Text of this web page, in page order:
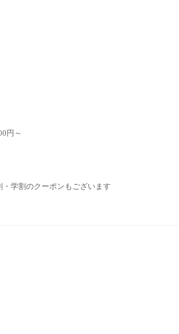
円～
学割のクーポンもございます